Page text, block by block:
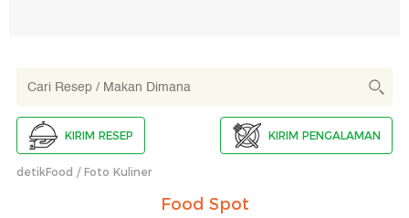
KIRIM RESEP KIRIM PENGALAMAN
detikFood Foto Kuliner
Food Spot